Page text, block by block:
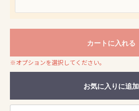
カートに入れる
※オプションを選択してください。
お気に入りに追加